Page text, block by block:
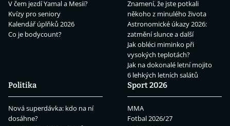
V čem jezdí Yamal a Mesii?
Kvízy pro seniory
Kalendář úplňků 2026
Co je bodycount?
Znamení, že jste potkali
někoho z minulého života
Astronomické úkazy 2026:
zatmění slunce a další
Jak obléci miminko při
vysokých teplotách?
Jak na dokonalé letní mojito
6 lehkých letních salátů
Politika
Nová superdávka: kdo na ní
dosáhne?
Sport 2026
MMA
Fotbal 2026/27